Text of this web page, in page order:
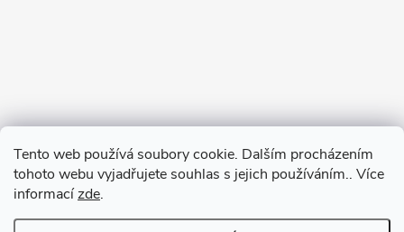
Tento web používá soubory cookie. Dalším procházením
tohoto webu vyjadřujete souhlas s jejich používáním.. Více
informacízde.